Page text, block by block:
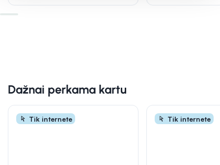
Dažnai perkama kartu
Tik internete Tik internete